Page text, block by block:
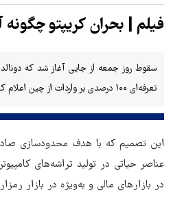
فیلم | بحران کریپتو
سقوط روز جمعه از جایی آغاز شد که
تعرفه‌ای ۱۰۰ درصدی بر واردات از چین اعلام کرد.
این تصمیم که با هدف محدودسازی
عناصر حیاتی در تولید تراشه‌های
در بازارهای مالی و به‌ویژه در بازار